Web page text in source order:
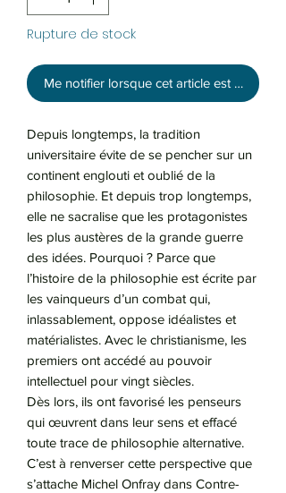
Rupture de stock
Me notifier lorsque cet article est disponible
Depuis longtemps, la tradition
universitaire évite de se pencher sur un
continent englouti et oublié de la
philosophie. Et depuis trop longtemps,
elle ne sacralise que les protagonistes
les plus austères de la grande guerre
des idées. Pourquoi ? Parce que
l’histoire de la philosophie est écrite par
les vainqueurs d’un combat qui,
inlassablement, oppose idéalistes et
matérialistes. Avec le christianisme, les
premiers ont accédé au pouvoir
intellectuel pour vingt siècles.
Dès lors, ils ont favorisé les penseurs
qui œuvrent dans leur sens et effacé
toute trace de philosophie alternative.
C’est à renverser cette perspective que
s’attache Michel Onfray dans Contre-